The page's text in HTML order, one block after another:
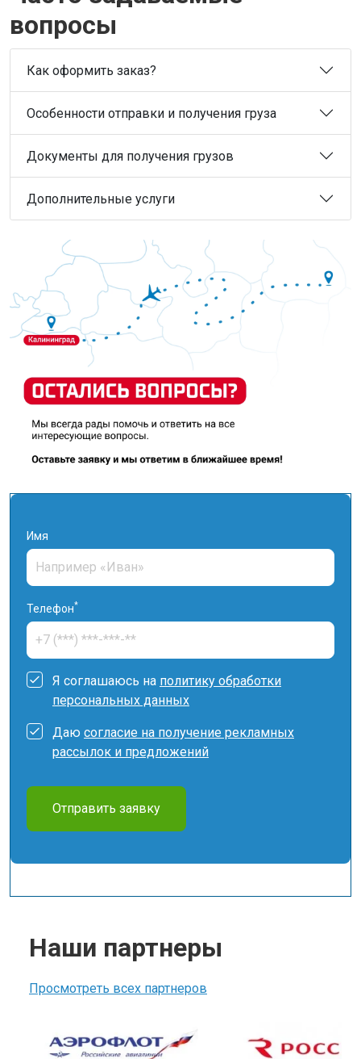
вопросы
Как оформить заказ?
Особенности отправки и получения груза
Документы для получения грузов
Дополнительные услуги
Имя
Телефон*
Я соглашаюсь на политику обработки
персональных данных
Даю согласие на получение рекламных
рассылок и предложений
Отправить заявку
Наши партнеры
Просмотреть всех партнеров